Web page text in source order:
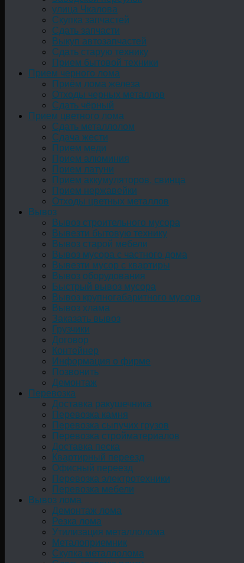
улица Чкалова
Скупка запчастей
Сдать запчасти
Выкуп автозапчастей
Сдать старую технику
Прием бытовой техники
Прием черного лома
Приём лома железа
Отходы черных металлов
Сдать чёрный
Прием цветного лома
Сдать металлолом
Сдача жести
Прием меди
Прием алюминия
Прием латуни
Прием аккумуляторов, свинца
Прием нержавейки
Отходы цветных металлов
Вывоз
Вывоз строительного мусора
Вывезти бытовую технику
Вывоз старой мебели
Вывоз мусора с частного дома
Вывезти мусор с квартиры
Вывоз оборудования
Быстрый вывоз мусора
Вывоз крупногабаритного мусора
Вывоз хлама
Заказать вывоз
Грузчики
Договор
Контейнер
Информация о фирме
Позвонить
Демонтаж
Перевозка
Доставка ракушечника
Перевозка камня
Перевозка сыпучих грузов
Перевозка стройматериалов
Доставка песка
Квартирный переезд
Офисный переезд
Перевозка электротехники
Перевозка мебели
Вывоз лома
Демонтаж лома
Резка лома
Утилизация металлолома
Металоприемник
Скупка металлолома